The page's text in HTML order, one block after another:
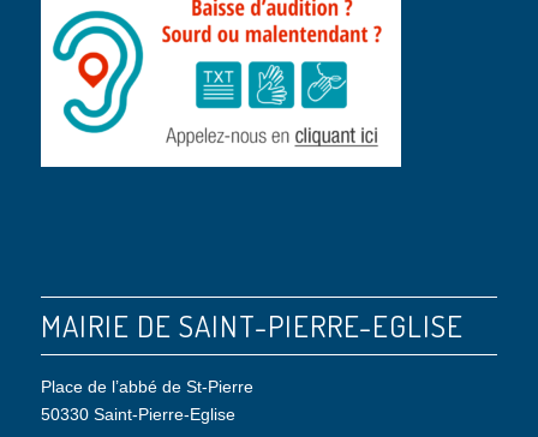
MAIRIE DE SAINT-PIERRE-EGLISE
Place de l’abbé de St-Pierre
50330 Saint-Pierre-Eglise